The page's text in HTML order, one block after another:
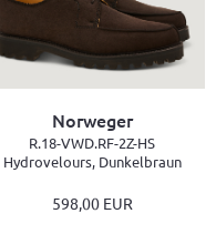
Norweger
R.18-VWD.RF-2Z-HS
Hydrovelours, Dunkelbraun
598,00 EUR